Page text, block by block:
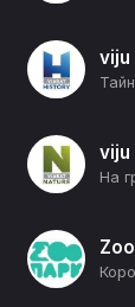
viju
viju
На